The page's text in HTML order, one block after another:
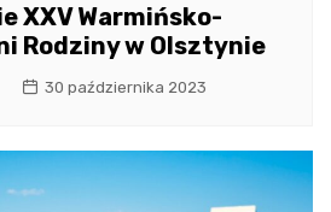
XXV Warmińsko-
Rodziny w Olsztynie
30 października 2023